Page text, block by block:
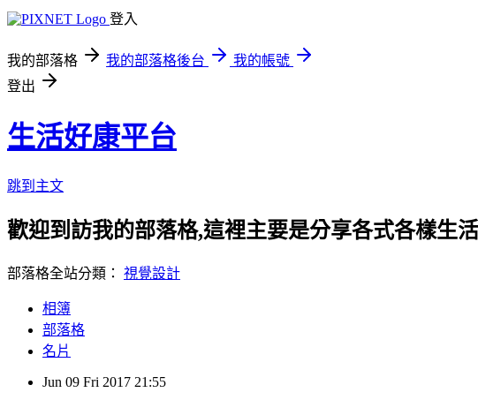
登入
我的部落格 我的部落格後台
我的帳號
登出
生活好康平台
跳到主文
歡迎到訪我的部落格,這裡主要是分享各式各樣生
部落格全站分類： 視覺設計
相簿
部落格
名片
Jun 09 Fri 2017 21:55